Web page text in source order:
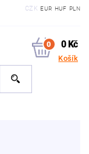
CZK EUR HUF PLN
0 0 Kč
Košík